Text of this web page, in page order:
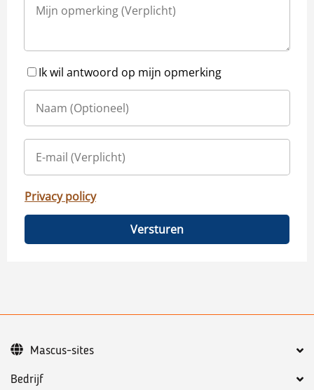
Ik wil antwoord op mijn opmerking
Privacy policy
Versturen
Bedrijf
Mascus-sites